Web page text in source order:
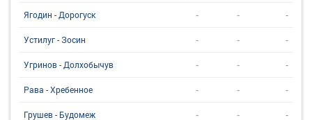
Ягодин - Дорогуск - - -
Устилуг - Зосин - - -
Угринов - Долхобычув - - -
Рава - Хребенное - - -
Грушев - Будомеж - - -